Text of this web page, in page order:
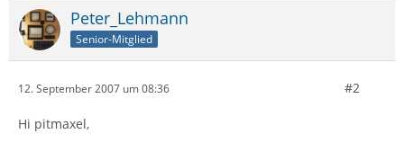
Peter_Lehmann
Senior-Mitglied
12. September 2007 um 08:36 #2
Hi pitmaxel,